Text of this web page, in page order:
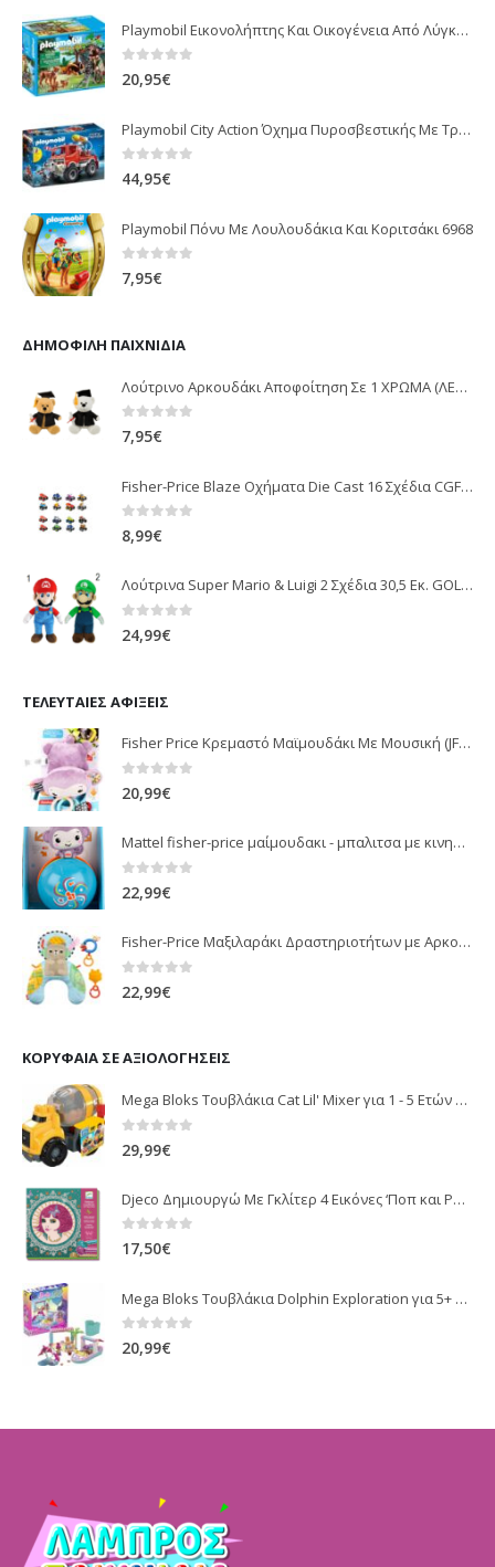
Playmobil Εικονολήπτης Και Οικογένεια Από Λύγκες 5561
0 out of 5
20,95€
Playmobil City Action Όχημα Πυροσβεστικής Με Τροχαλία Ρυμούλκησης 9466
0 out of 5
44,95€
Playmobil Πόνυ Με Λουλουδάκια Και Κοριτσάκι 6968
0out of 5
7,95€
ΔΗΜΟΦΙΛΉ ΠΑΙΧΝΊΔΙΑ
Λούτρινο Αρκουδάκι Αποφοίτηση Σε 1 ΧΡΩΜΑ (ΛΕΥΚΟ)25Εκ 1850
0out of 5
7,95€
Fisher-Price Blaze Οχήματα Die Cast 16 Σχέδια CGF20
0 out of 5
8,99€
Λούτρινα Super Mario & Luigi 2 Σχέδια 30,5 Εκ. GOL13769
0 out of 5
24,99€
ΤΕΛΕΥΤΑΊΕΣ ΑΦΊΞΕΙΣ
Fisher Price Κρεμαστό Μαϊμουδάκι Με Μουσική (JFF02)
0 out of 5
20,99€
Mattel fisher-price μαίμουδακι - μπαλιτσα με κινηση JLB95
22,99€
Fisher-Price Μαξιλαράκι Δραστηριοτήτων με Αρκουδάκι (JHB44)
22,99€
ΚΟΡΥΦΑΊΑ ΣΕ ΑΞΙΟΛΟΓΉΣΕΙΣ
Mega Bloks Τουβλάκια Cat Lil' Mixer για 1 - 5 Ετών 8τμχ
29,99€
Djeco Δημιουργώ Με Γκλίτερ 4 Εικόνες ‘Ποπ και Ροκ’ 09504
0 out of 5
17,50€
Mega Bloks Τουβλάκια Dolphin Exploration για 5+ Ετών 121τμχ
0 out of 5
20,99€